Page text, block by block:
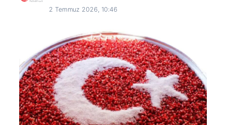
2 Temmuz 2026, 10:46